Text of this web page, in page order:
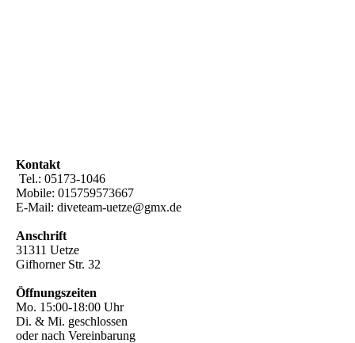
Kontakt
Tel.: 05173-1046
Mobile: 015759573667
E-Mail: diveteam-uetze@gmx.de
Anschrift
31311 Uetze
Gifhorner Str. 32
Öffnungszeiten
Mo. 15:00-18:00 Uhr
Di. & Mi. geschlossen
oder nach Vereinbarung